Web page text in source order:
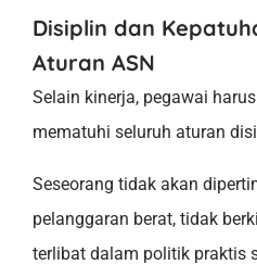
Disiplin dan
Aturan ASN
Selain kinerja, pegawai
mematuhi seluruh aturan
Seseorang tidak akan
pelanggaran berat, tidak
terlibat dalam politik praktis